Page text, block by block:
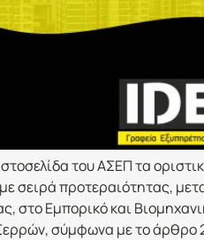
του ΑΣΕΠ τα
σειρά προτεραιότητας,
στο Εμπορικό και
σύμφωνα με το άρθρο